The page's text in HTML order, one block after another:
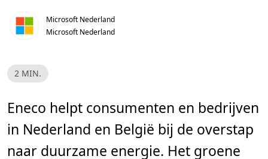
Microsoft Nederland
Microsoft Nederland
L
e
t
d
,
m
2 MIN.
Eneco helpt consumenten en bedrijven
in Nederland en België bij de overstap
naar duurzame energie. Het groene